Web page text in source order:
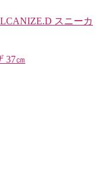
スニーカ
37㎝